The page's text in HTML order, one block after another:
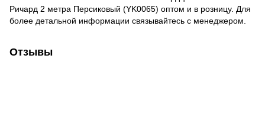
Ричард 2 метра Персиковый (YK0065) оптом и в розницу. Для
более детальной информации связывайтесь с менеджером.
Отзывы